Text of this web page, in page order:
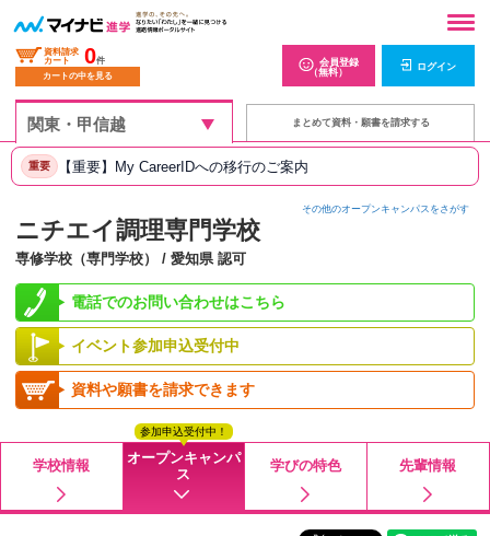
資料請求
カート
0件
カートの中を見る
会員登録
（無料）
ログイン
まとめて資料・願書を請求する
重要 【重要】My CareerIDへの移行のご案内
その他のオープンキャンパスをさがす
ニチエイ調理専門学校
専修学校（専門学校） / 愛知県 認可
電話でのお問い合わせはこちら
イベント参加申込受付中
資料や願書を請求できます
学校情報
オープンキャンパ
ス
参加申込受付中！
学びの特色 先輩情報